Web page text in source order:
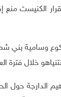
الكنيست
الكوع وسامية
خلال فترة
حول